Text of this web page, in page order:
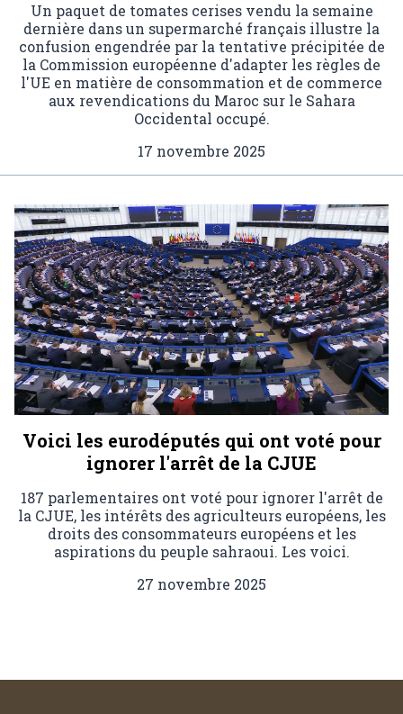
Un paquet de tomates cerises vendu la semaine
dernière dans un supermarché français illustre la
confusion engendrée par la tentative précipitée de
la Commission européenne d'adapter les règles de
l'UE en matière de consommation et de commerce
aux revendications du Maroc sur le Sahara
Occidental occupé.
17 novembre 2025
Voici les eurodéputés qui ont voté pour
ignorer l'arrêt de la CJUE
187 parlementaires ont voté pour ignorer l'arrêt de
la CJUE, les intérêts des agriculteurs européens, les
droits des consommateurs européens et les
aspirations du peuple sahraoui. Les voici.
27 novembre 2025